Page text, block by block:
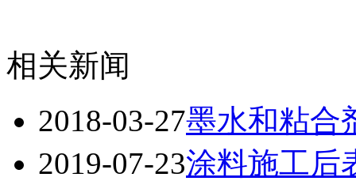
相关新闻
2018-03-27墨水和粘合
2019-07-23涂料施工后